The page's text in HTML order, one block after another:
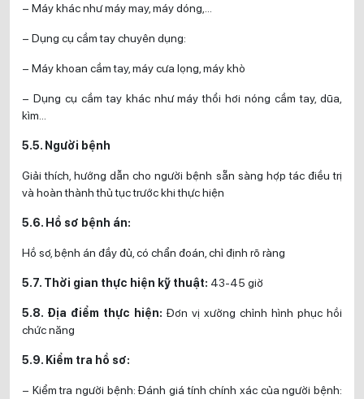
– Máy khác như máy may, máy dóng,…
– Dụng cụ cầm tay chuyên dụng:
– Máy khoan cầm tay, máy cưa lọng, máy khò
– Dụng cụ cầm tay khác như máy thổi hơi nóng cầm tay, dũa,
kìm…
5.5. Người bệnh
Giải thích, hướng dẫn cho người bệnh sẵn sàng hợp tác điều trị
và hoàn thành thủ tục trước khi thực hiện
5.6. Hồ sơ bệnh án:
Hồ sơ, bệnh án đầy đủ, có chẩn đoán, chỉ định rõ ràng
5.7. Thời gian thực hiện kỹ thuật: 43-45 giờ
5.8. Địa điểm thực hiện:Đơn vị xưởng chỉnh hình phục hồi
chức năng
5.9. Kiểm tra hồ sơ:
– Kiểm tra người bệnh: Đánh giá tính chính xác của người bệnh: